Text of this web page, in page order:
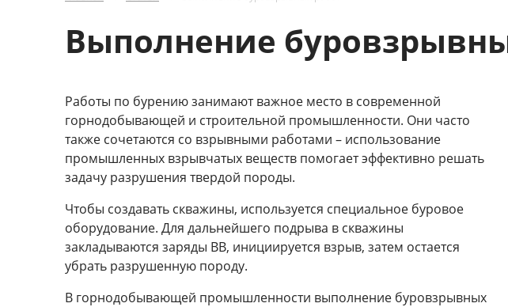
Выполнение
Работы по бурению занимают важное место в современной
горнодобывающей и строительной промышленности. Они часто
также сочетаются со взрывными работами – использование
промышленных взрывчатых веществ помогает эффективно решать
задачу разрушения твердой породы.
Чтобы создавать скважины, используется специальное буровое
оборудование. Для дальнейшего подрыва в скважины
закладываются заряды ВВ, инициируется взрыв, затем остается
убрать разрушенную породу.
В горнодобывающей промышленности выполнение буровзрывных